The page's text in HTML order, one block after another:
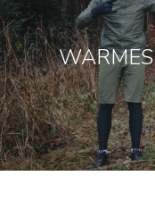
Hit enter to